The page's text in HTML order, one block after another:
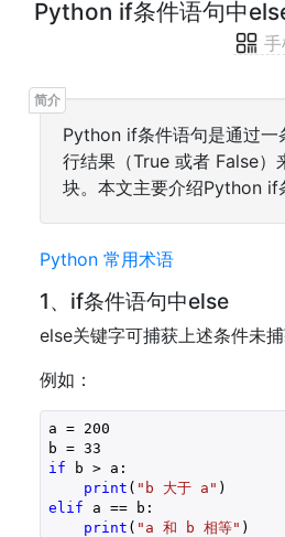
Python if条件语句中
Python if条件语句是通过一
行结果（True 或者 False）
块。本文主要介绍Python if
Python 常用术语
1、if条件语句中else
else关键字可捕获上述条件未捕
例如：
a = 200
if b > a:
print ( "b 大于 a"
elif a == b:
print ( "a 和 b 相等"